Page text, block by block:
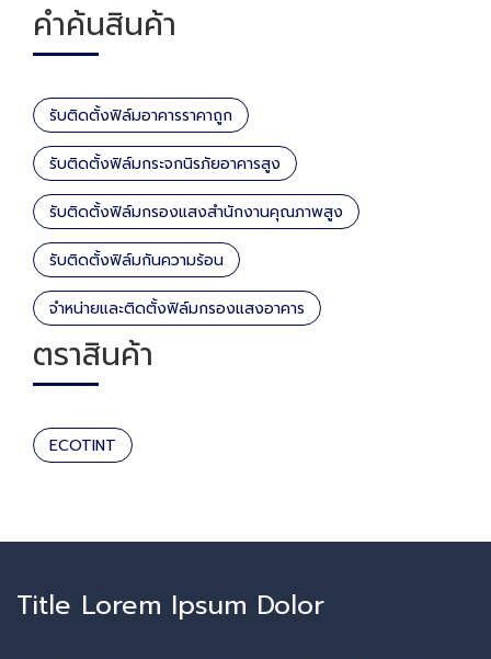
คำค้นสินค้า
รับติดตั้งฟิล์มอาคารราคาถูก
รับติดตั้งฟิล์มกระจกนิรภัยอาคารสูง
รับติดตั้งฟิล์มกรองแสงสำนักงานคุณภาพสูง
รับติดตั้งฟิล์มกันความร้อน
จำหน่ายและติดตั้งฟิล์มกรองแสงอาคาร
ตราสินค้า
ECOTINT
Title Lorem Ipsum Dolor